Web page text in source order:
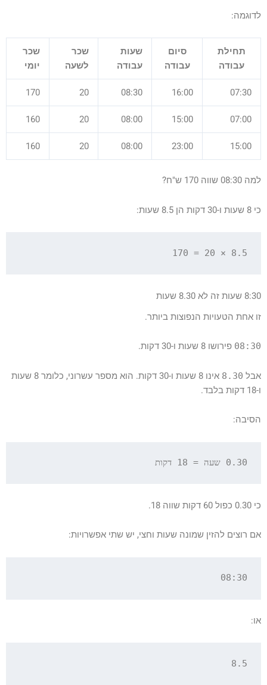
לדוגמה:
תחילת
עבודה
סיום
עבודה
שעות
עבודה
שכר
לשעה
שכר
יומי
07:30
16:00
08:30
20
170
07:00
15:00
08:00
20
160
15:00
23:00
08:00
20
160
למה 08:30 שווה 170 ש"ח?
כי 8 שעות ו-30 דקות הן 8.5 שעות:
8.5 × 20 = 170
8:30 שעות זה לא 8.30 שעות
זו אחת הטעויות הנפוצות ביותר.
08:30 פירושו 8 שעות ו-30 דקות.
אבל 8.30
אינו 8 שעות ו-30 דקות. הוא מספר עשרוני, כלומר 8 שעות
ו-18 דקות בלבד.
הסיבה:
0.30 שעה = 18 דקות
כי 0.30 כפול 60 דקות שווה 18.
אם רוצים להזין שמונה שעות וחצי, יש שתי אפשרויות:
08:30
או:
8.5